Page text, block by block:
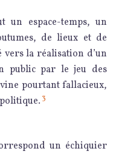
un espace-temps, un
de lieux et de
la réalisation d’un
public par le jeu des
pourtant fallacieux,
3
un échiquier